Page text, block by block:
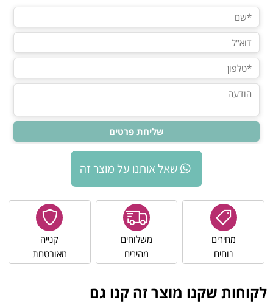
שאל אותנו על מוצר זה
מחירים
נוחים
משלוחים
מהירים
קנייה
מאובטחת
לקוחות שקנו מוצר זה קנו גם